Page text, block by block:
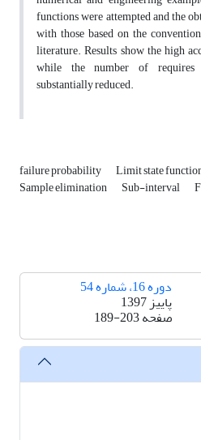
functions were attempted and the
with those based on the
literature. Results show the high
while the number of requires
substantially reduced.
failure probability Limit state
Sample elimination Sub-interval
دوره 16، شماره 54
پاییز 1397
صفحه189-203